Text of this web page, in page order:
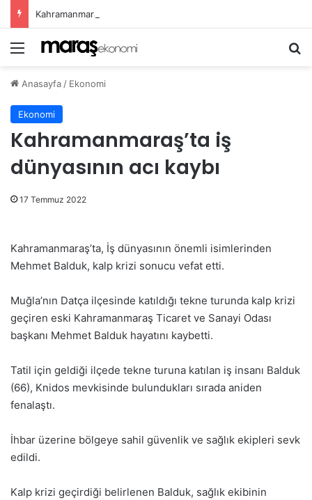
Menü
Anasayfa / Ekonomi
Ekonomi
Kahramanmaraş’ta iş
dünyasının acı kaybı
17 Temmuz 2022
Kahramanmaraş’ta, İş dünyasının önemli isimlerinden
Mehmet Balduk, kalp krizi sonucu vefat etti.
Muğla’nın Datça ilçesinde katıldığı tekne turunda kalp krizi
geçiren eski Kahramanmaraş Ticaret ve Sanayi Odası
başkanı Mehmet Balduk hayatını kaybetti.
Tatil için geldiği ilçede tekne turuna katılan iş insanı Balduk
(66), Knidos mevkisinde bulundukları sırada aniden
fenalaştı.
İhbar üzerine bölgeye sahil güvenlik ve sağlık ekipleri sevk
edildi.
Kalp krizi geçirdiği belirlenen Balduk, sağlık ekibinin